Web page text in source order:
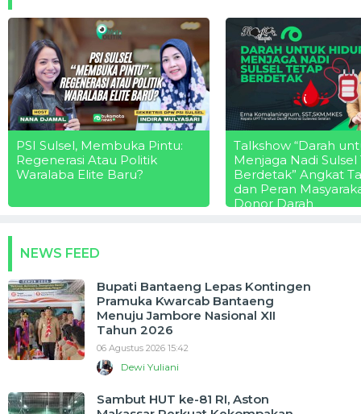
PSI Sulsel, Membuka Pintu:
Regenerasi Atau Politik
Waralaba Elite Baru?
Talkshow “Darah
Menjaga Nadi Sulsel
Berdetak” Angkat
dan Peran
Donor Darah
NEWS FEED
Bupati Bantaeng Lepas Kontingen
Pramuka Kwarcab Bantaeng
Menuju Jambore Nasional XII
Tahun 2026
06 Agustus 2026 15:42
Dewi Yuliani
Sambut HUT ke-81 RI, Aston